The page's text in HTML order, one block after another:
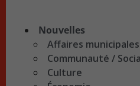
Nouvelles
Affaires municipales
Communauté /
Culture